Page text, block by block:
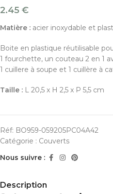
2.45 €
Matière : acier inoxydable et
Boite en plastique réutilisable
1 fourchette, un couteau 2 en 1
1 cuillere à soupe et 1 cuillère à
Taille : L 20,5 x H 2,5 x P 5,5 cm
Réf: BO959-059205PC04A42
Catégorie : Couverts
Nous suivre :
Description